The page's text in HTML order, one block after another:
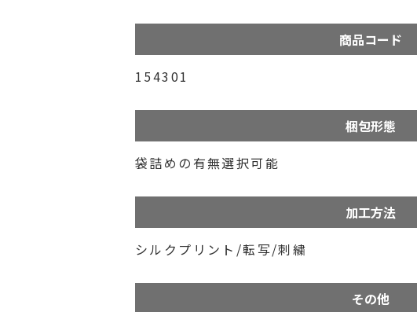
商品コード
154301
梱包形態
袋詰めの有無選択可能
加工方法
シルクプリント/転写/刺繍
その他